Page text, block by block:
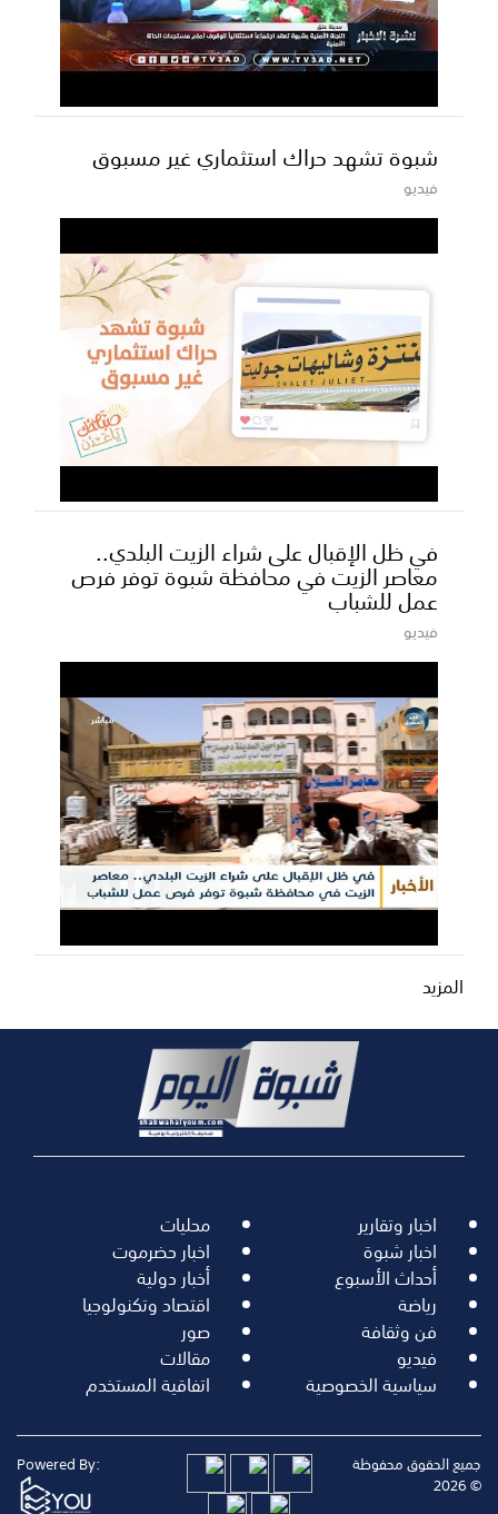
شبوة تشهد حراك استثماري غير مسبوق
فيديو
في ظل الإقبال على شراء الزيت البلدي..
معاصر الزيت في محافظة شبوة توفر فرص
عمل للشباب
فيديو
المزيد
اخبار وتقارير محليات
اخبار شبوة اخبار حضرموت
أحداث الأسبوع أخبار دولية
رياضة اقتصاد وتكنولوجيا
فن وثقافة صور
فيديو مقالات
سياسية الخصوصية اتفاقية المستخدم
جميع الحقوق محفوظة
© 2026
Powered By: